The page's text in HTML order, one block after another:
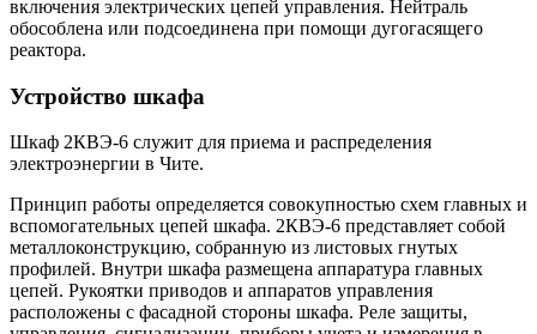
включения электрических цепей управления. Нейтраль
обособлена или подсоединена при помощи дугогасящего
реактора.
Устройство шкафа
Шкаф 2КВЭ-6 служит для приема и распределения
электроэнергии в Чите.
Принцип работы определяется совокупностью схем главных и
вспомогательных цепей шкафа. 2КВЭ-6 представляет собой
металлоконструкцию, собранную из листовых гнутых
профилей. Внутри шкафа размещена аппаратура главных
цепей. Рукоятки приводов и аппаратов управления
расположены с фасадной стороны шкафа. Реле защиты,